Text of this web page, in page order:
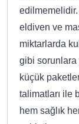
edilmemelidir.
eldiven ve
miktarlarda
gibi sorunlara
küçük
talimatları ile
hem sağlık